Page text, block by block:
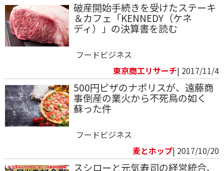
破産開始手続きを受けたステーキ
＆カフェ「KENNEDY（ケネ
ディ）」の決算書を読む
フードビジネス
東京商工リサーチ| 2017/11/4
500円ピザのナポリスが、遠藤商
事倒産の業火から不死鳥の如く
蘇った件
フードビジネス
麦とホップ| 2017/10/20
スシローと元気寿司の経営統合、